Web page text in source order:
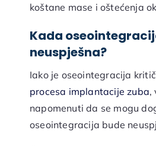
koštane mase i oštećenja
Kada
neuspješna?
Iako je oseointegracija
procesa implantacije zuba,
napomenuti da se mogu
oseointegracija bude